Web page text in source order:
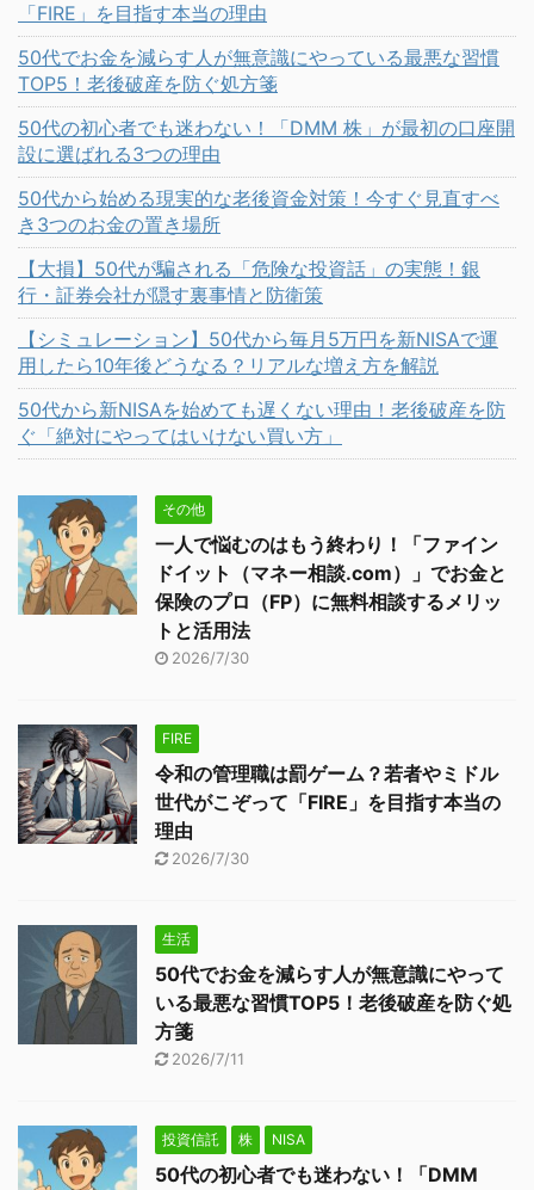
「FIRE」を目指す本当の理由
50代でお金を減らす人が無意識にやっている最悪な習慣
TOP5！老後破産を防ぐ処方箋
50代の初心者でも迷わない！「DMM 株」が最初の口座開
設に選ばれる3つの理由
50代から始める現実的な老後資金対策！今すぐ見直すべ
き3つのお金の置き場所
【大損】50代が騙される「危険な投資話」の実態！銀
行・証券会社が隠す裏事情と防衛策
【シミュレーション】50代から毎月5万円を新NISAで運
用したら10年後どうなる？リアルな増え方を解説
50代から新NISAを始めても遅くない理由！老後破産を防
ぐ「絶対にやってはいけない買い方」
その他
一人で悩むのはもう終わり！「ファイン
ドイット（マネー相談.com）」でお金と
保険のプロ（FP）に無料相談するメリッ
トと活用法
2026/7/30
FIRE
令和の管理職は罰ゲーム？若者やミドル
世代がこぞって「FIRE」を目指す本当の
理由
2026/7/30
生活
50代でお金を減らす人が無意識にやって
いる最悪な習慣TOP5！老後破産を防ぐ処
方箋
2026/7/11
投資信託 株 NISA
50代の初心者でも迷わない！「DMM